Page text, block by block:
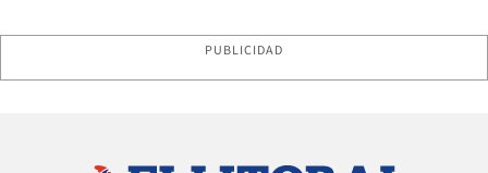
PUBLICIDAD